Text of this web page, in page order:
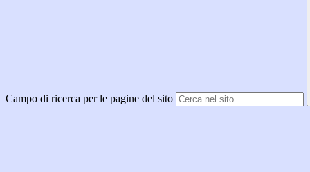
Campo di ricerca per le pagine del sito